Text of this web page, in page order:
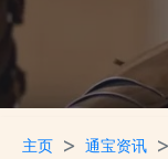
主页 > 通宝资讯 >